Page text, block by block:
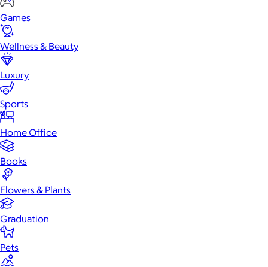
Games
Wellness & Beauty
Luxury
Sports
Home Office
Books
Flowers & Plants
Graduation
Pets